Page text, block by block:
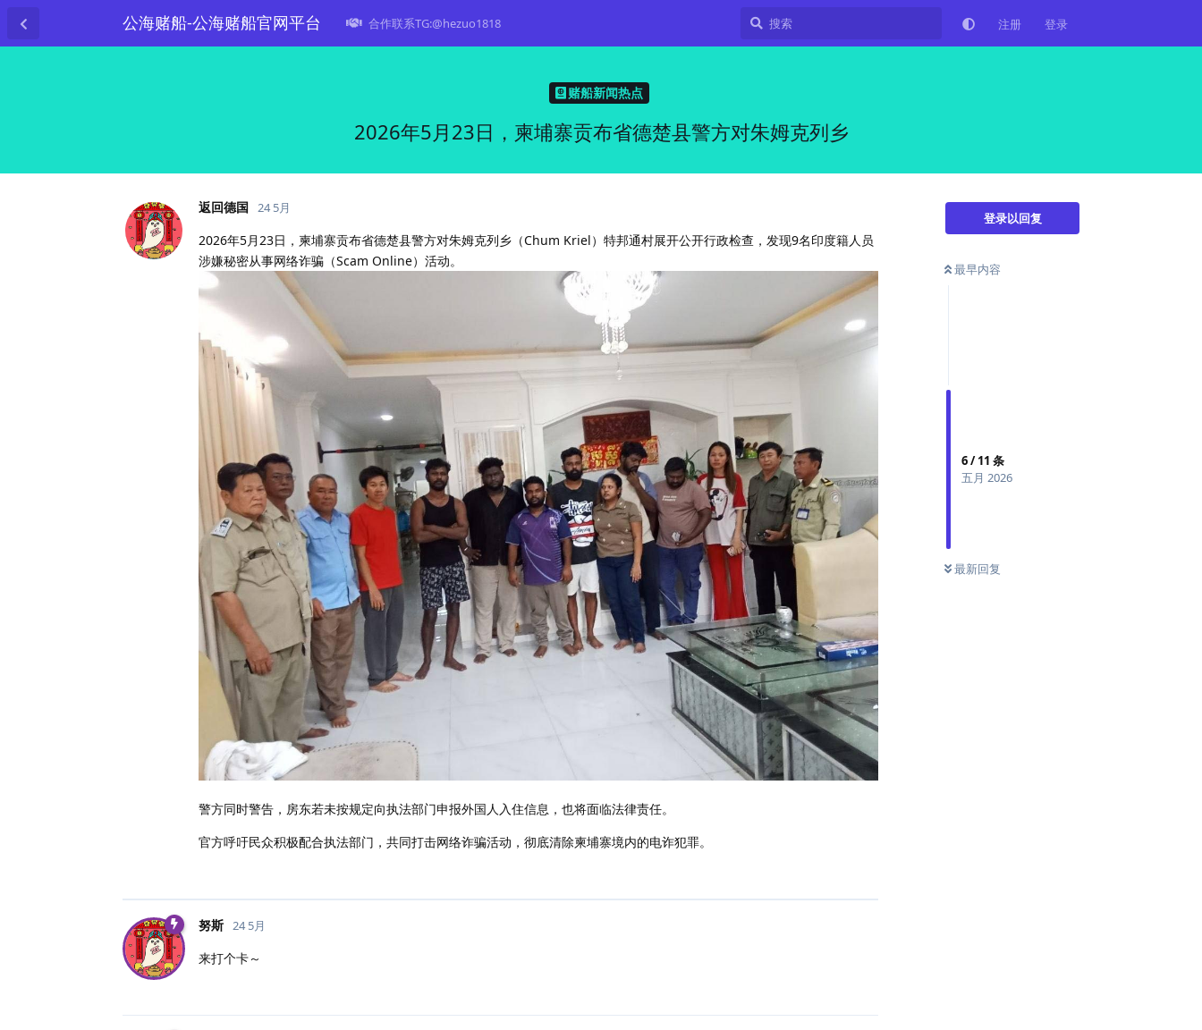
公海赌船-公海赌船官网平台 合作联系TG:@hezuo1818 注册 登录
赌船新闻热点
2026年5月23日，柬埔寨贡布省德楚县警方对朱姆克列乡
登录以回复
最早内容
6/11 条
五月 2026
最新回复
返回德国 24 5月
2026年5月23日，柬埔寨贡布省德楚县警方对朱姆克列乡（Chum Kriel）特邦通村展开公开行政检查，发现9名印度籍人员
涉嫌秘密从事网络诈骗（Scam Online）活动。
警方同时警告，房东若未按规定向执法部门申报外国人入住信息，也将面临法律责任。
官方呼吁民众积极配合执法部门，共同打击网络诈骗活动，彻底清除柬埔寨境内的电诈犯罪。
努斯 24 5月
来打个卡～